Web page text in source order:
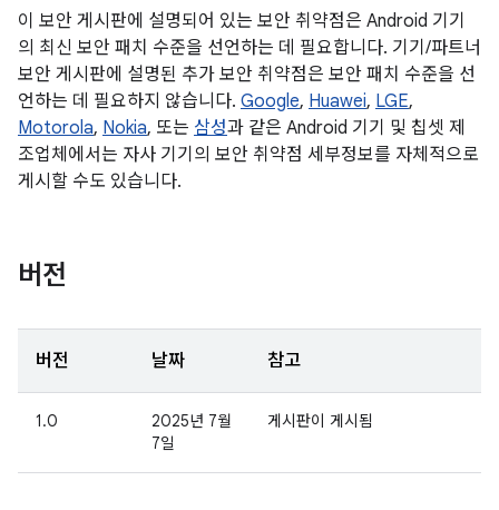
이 보안 게시판에 설명되어 있는 보안 취약점은 Android 기기
의 최신 보안 패치 수준을 선언하는 데 필요합니다. 기기/파트너
보안 게시판에 설명된 추가 보안 취약점은 보안 패치 수준을 선
언하는 데 필요하지 않습니다. Google, Huawei, LGE,
Motorola, Nokia, 또는 삼성과 같은 Android 기기 및 칩셋 제
조업체에서는 자사 기기의 보안 취약점 세부정보를 자체적으로
게시할 수도 있습니다.
버전
버전 날짜 참고
1.0
2025년 7월
7일
게시판이 게시됨